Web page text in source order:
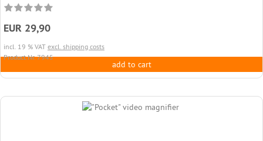
EUR 29,90
incl. 19 % VAT excl. shipping costs
Product.Nr. 7945
add to cart